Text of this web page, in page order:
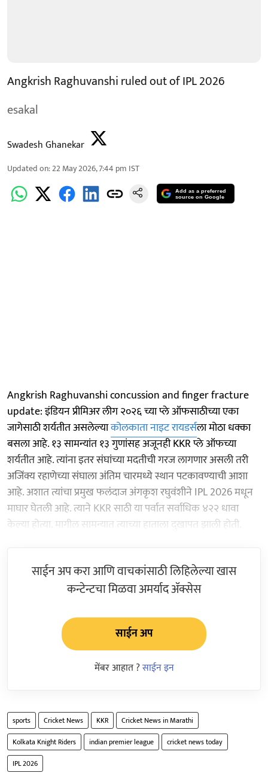
Angkrish Raghuvanshi ruled out of IPL 2026
esakal
Swadesh Ghanekar
Updated on:22 May 2026, 7:44 pm IST
Add as a preferred
source on Google
Angkrish Raghuvanshi concussion and finger fracture
update: इंडियन प्रीमिअर लीग २०२६ च्या प्ले ऑफसाठीच्या एका
जागेसाठी शर्यतीत असलेल्याकोलकाता नाइट रायडर्सला मोठा धक्का
बसला आहे. १३ सामन्यांत १३ गुणांसह अजूनही KKR प्ले ऑफच्या
शर्यतीत आहे. त्यांना इतर संघांच्या मदतीची गरज लागणार असली तरी
अजिंक्य रहाणेच्या संघाला अंतिम चारमध्ये स्थान पटकावण्याची आशा
आहे. अशात त्यांचा प्रमुख फलंदाज अंगकृश रघुवंशीने IPL 2026 मधून
माघार घेतली आहे. त्याने KKR साठी या पर्वात सर्वाधिक ४२२ धावा
केल्या होत्या. मागील सामन्यात त्याच्या हाताला दुखापत झाली होती.
साईन अप करा आणि वाचकांसाठी लिहिलेल्या खास
कन्टेन्टचा मिळवा अमर्याद ॲक्सेस
साईन अप
मेंबर आहात ?साईन इन
sports Cricket News KKR
Cricket News in Marathi
Kolkata Knight Riders
indian premier league
cricket news today
IPL 2026